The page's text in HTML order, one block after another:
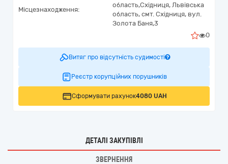
Місцезнаходження:
область,Східниця, Львівська
область, смт. Східниця, вул.
Золота Баня,3
0
Витяг про відсутність судимості
Реєстр корупційних порушників
Сформувати рахунок4080 UAH
ДЕТАЛІ ЗАКУПІВЛІ
ЗВЕРНЕННЯ